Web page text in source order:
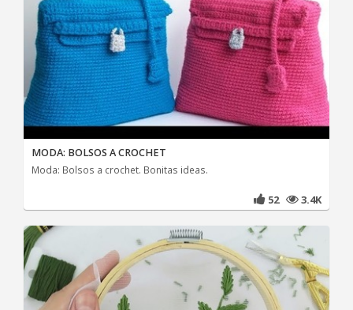
MODA: BOLSOS A CROCHET
Moda: Bolsos a crochet. Bonitas ideas.
52 3.4K